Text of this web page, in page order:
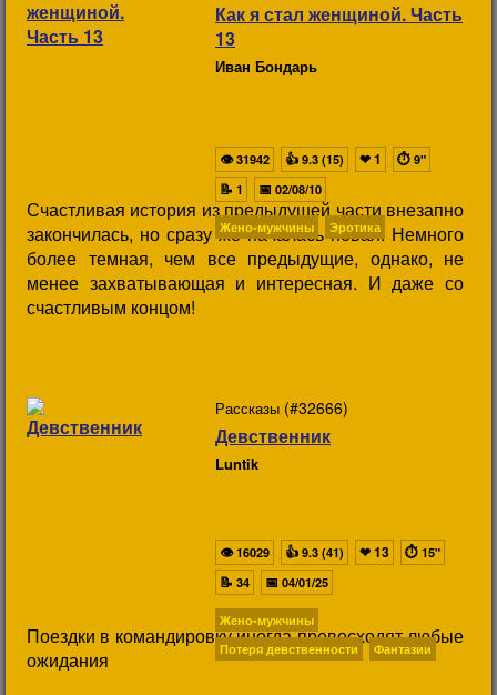
Как я стал женщиной. Часть
13
Иван Бондарь
Счастливая история из предыдущей части внезапно
закончилась, но сразу же началась новая. Немного
более темная, чем все предыдущие, однако, не
менее захватывающая и интересная. И даже со
счастливым концом!
👁31942 👍 9.3 (15) ❤1 ⏱ 9"
📝 1 📅 02/08/10
Жено-мужчины Эротика
Рассказы (#32666)
Девственник
Luntik
Поездки в командировку иногда превосходят любые
ожидания
👁16029 👍 9.3 (41) ❤13 ⏱ 15"
📝 34 📅 04/01/25
Жено-мужчины
Потеря девственности
Фантазии